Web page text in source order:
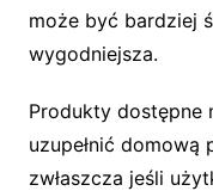
może być bardziej
wygodniejsza.
Produkty dostępne
uzupełnić domową
zwłaszcza jeśli